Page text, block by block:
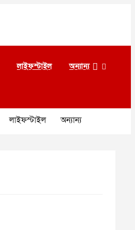
লাইফস্টাইল অন্যান্য
লাইফস্টাইল অন্যান্য